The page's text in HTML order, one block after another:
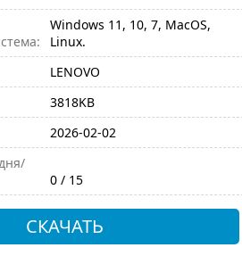
Windows 11, 10, 7, MacOS,
Linux.
LENOVO
3818KB
2026-02-02
0 / 15
СКАЧАТЬ